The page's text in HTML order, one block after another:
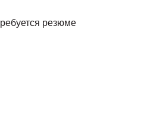
резюме